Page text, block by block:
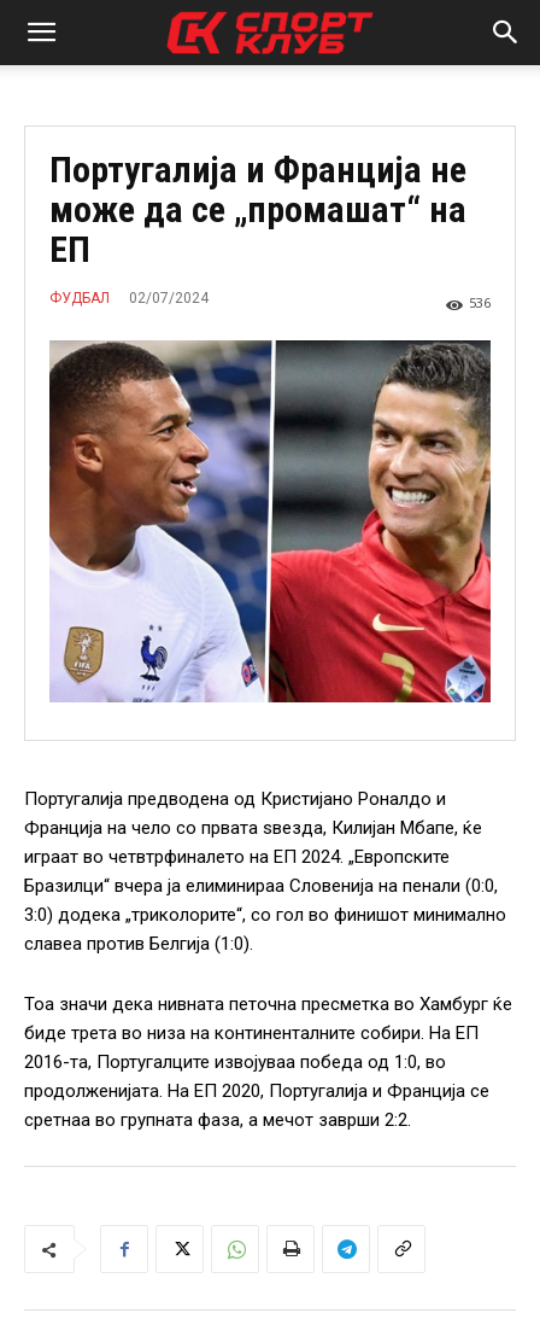
Португалија и Франција не
може да се „промашат“ на
ЕП
ФУДБАЛ 02/07/2024 536
Португалија предводена од Кристијано Роналдо и
Франција на чело со првата ѕвезда, Килијан Мбапе, ќе
играат во четвтрфиналето на ЕП 2024. „Европските
Бразилци“ вчера ја елиминираа Словенија на пенали (0:0,
3:0) додека „триколорите“, со гол во финишот минимално
славеа против Белгија (1:0).
Тоа значи дека нивната петочна пресметка во Хамбург ќе
биде трета во низа на континенталните собири. На ЕП
2016-та, Португалците извојуваа победа од 1:0, во
продолженијата. На ЕП 2020, Португалија и Франција се
сретнаа во групната фаза, а мечот заврши 2:2.